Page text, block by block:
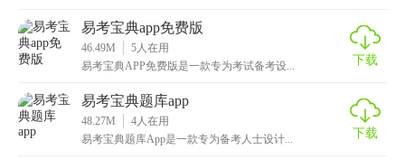
于初次备考的用户还是需要复习巩固的老考生，都能在此找
到适合自己的学习资源。
易考宝典app免费版
46.49M 5 人在用
易考宝典APP免费版是一款专为考试备考设...
下载
易考宝典题库app
48.27M 4 人在用
易考宝典题库App是一款专为备考人士设计...
下载